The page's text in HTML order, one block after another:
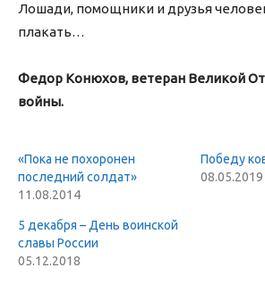
Лошади, помощники и друзья
плакать…
Федор Конюхов, ветеран Великой
войны.
«Пока не похоронен
последний солдат»
11.08.2014
Победу
08.05.2019
5 декабря – День воинской
славы России
05.12.2018